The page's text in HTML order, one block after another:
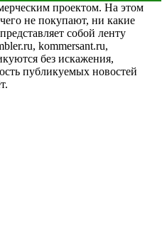
проектом. На этом
не покупают, ни какие
собой ленту
kommersant.ru,
без искажения,
публикуемых новостей